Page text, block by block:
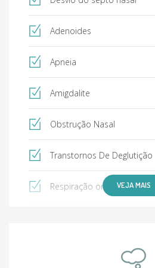
Adenoides
Apneia
Amigdalite
Obstrução Nasal
Transtornos De Deglutição
Respiração oral
Tumores de base de cráneo
VEJA MAIS